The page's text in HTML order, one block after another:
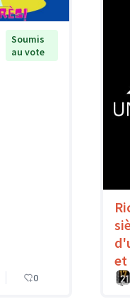
Soumis
au vote
0
et